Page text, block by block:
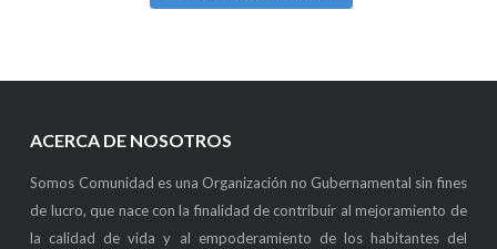
ACERCA DE NOSOTROS
Somos Comunidad es una Organización no Gubernamental sin fines
de lucro, que nace con la finalidad de contribuir al mejoramiento de
la calidad de vida y al empoderamiento de los habitantes del